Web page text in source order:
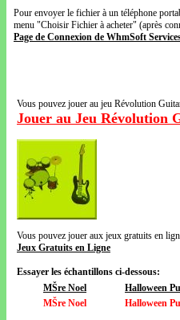
Pour envoyer le fichier à un téléphone
menu "Choisir Fichier à acheter" (après
Page de Connexion de WhmSoft
Vous pouvez jouer au jeu Révolution
Jouer au Jeu Révolution
Vous pouvez jouer aux jeux gratuits en
Jeux Gratuits en Ligne
Essayer les échantillons ci-dessous:
MŠre Noel
Halloween
MŠre Noel
Halloween